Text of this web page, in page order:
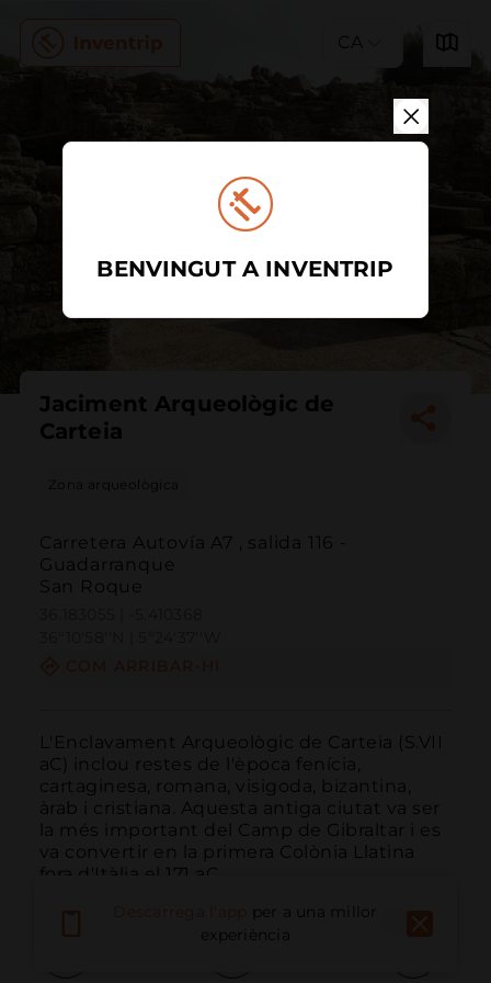
CA
Jaciment Arqueològic de
Carteia
Zona arqueològica
Carretera Autovía A7 , salida 116 -
Guadarranque
San Roque
L'Enclavament Arqueològic de Carteia (S.VII
aC) inclou restes de l'època fenícia,
cartaginesa, romana, visigoda, bizantina,
àrab i cristiana. Aquesta antiga ciutat va ser
la més important del Camp de Gibraltar i es
va convertir en la primera Colònia Llatina
fora d'Itàlia el 171 aC.
per a una millor
experiència
BENVINGUT A INVENTRIP